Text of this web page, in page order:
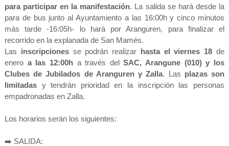
para participar en la manifestación. La salida se hará desde la
para de bus junto al Ayuntamiento a las 16:00h y cinco minutos
más tarde -16:05h- lo hará por Aranguren, para finalizar el
recorrido en la explanada de San Mamés.
Las inscripcionesse podrán realizar hasta el viernes 18 de
enero a las 12:00ha través delSAC, Arangune (010) y los
Clubes de Jubilados de Aranguren y Zalla. Las plazas son
limitadasy tendrán prioridad en la inscripción las personas
empadronadas en Zalla.
Los horarios serán los siguientes:
➡️ SALIDA: